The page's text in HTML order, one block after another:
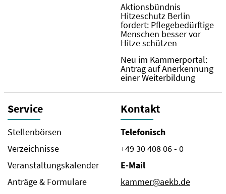
Aktionsbündnis
Hitzeschutz Berlin
fordert: Pflegebedürftige
Menschen besser vor
Hitze schützen
Neu im Kammerportal:
Antrag auf Anerkennung
einer Weiterbildung
Service
Stellenbörsen
Verzeichnisse
Veranstaltungskalender
Anträge & Formulare
Kontakt
Telefonisch
+49 30 408 06 - 0
E-Mail
kammer@aekb.de